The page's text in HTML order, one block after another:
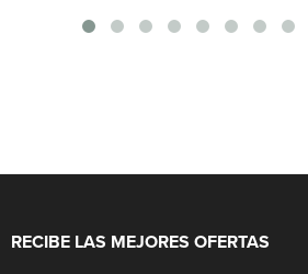
RECIBE LAS MEJORES OFERTAS